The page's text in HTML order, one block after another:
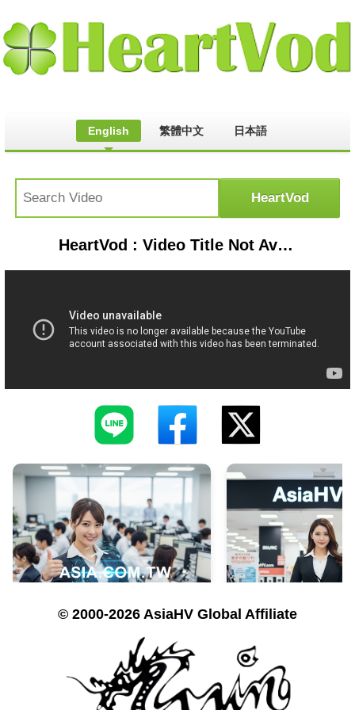
English 繁體中文 日本語
HeartVod : Video Title Not Available
© 2000-2026 AsiaHV Global Affiliate